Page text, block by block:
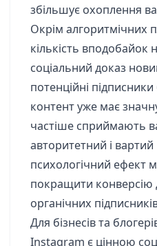
збільшує охоплення
Окрім алгоритмічних
кількість вподобайок
соціальний доказ
потенційні
контент уже має
частіше сприймають
авторитетний і
психологічний ефект
покращити конверсію
органічних
Для бізнесів та
Instagram є цінною